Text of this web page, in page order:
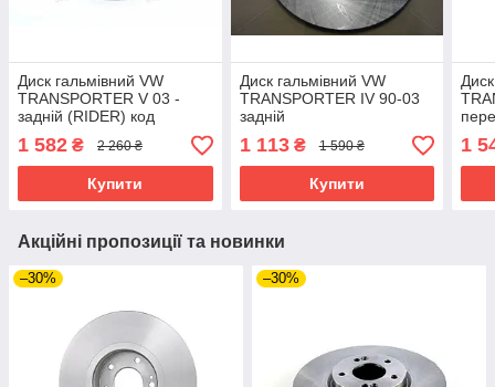
Диск гальмівний VW
TRANSPORTER V 03 -
задній (RIDER) код
RD.2625.DF4312
1 582 ₴ 2 260 ₴
Купити
Диск гальмівний VW
TRANSPORTER IV 90-03
задній
1 113₴ 1 590 ₴
Купити
1
Акційні пропозиції та новинки
–30% –30%